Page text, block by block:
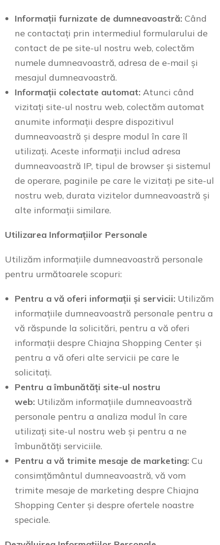
Informații furnizate de dumneavoastră: Când
ne contactați prin intermediul formularului de
contact de pe site-ul nostru web, colectăm
numele dumneavoastră, adresa de e-mail și
mesajul dumneavoastră.
Informații colectate automat: Atunci când
vizitați site-ul nostru web, colectăm automat
anumite informații despre dispozitivul
dumneavoastră și despre modul în care îl
utilizați. Aceste informații includ adresa
dumneavoastră IP, tipul de browser și sistemul
de operare, paginile pe care le vizitați pe site-ul
nostru web, durata vizitelor dumneavoastră și
alte informații similare.
Utilizarea Informațiilor Personale
Utilizăm informațiile dumneavoastră personale
pentru următoarele scopuri:
Pentru a vă oferi informații și servicii: Utilizăm
informațiile dumneavoastră personale pentru a
vă răspunde la solicitări, pentru a vă oferi
informații despre Chiajna Shopping Center și
pentru a vă oferi alte servicii pe care le
solicitați.
Pentru a îmbunătăți site-ul nostru
web: Utilizăm informațiile dumneavoastră
personale pentru a analiza modul în care
utilizați site-ul nostru web și pentru a ne
îmbunătăți serviciile.
Pentru a vă trimite mesaje de marketing: Cu
consimțământul dumneavoastră, vă vom
trimite mesaje de marketing despre Chiajna
Shopping Center și despre ofertele noastre
speciale.